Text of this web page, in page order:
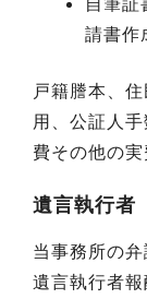
請書作
戸籍謄本、
用、公証人
費その他の
遺言執行者
当事務所の
遺言執行者